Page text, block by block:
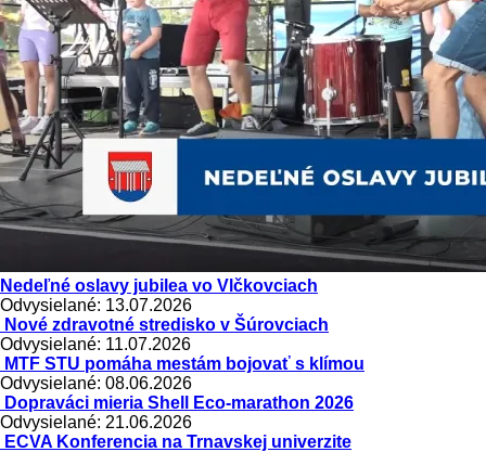
Nedeľné oslavy jubilea vo Vlčkovciach
Odvysielané: 13.07.2026
Nové zdravotné stredisko v Šúrovciach
Odvysielané: 11.07.2026
MTF STU pomáha mestám bojovať s klímou
Odvysielané: 08.06.2026
Dopraváci mieria Shell Eco-marathon 2026
Odvysielané: 21.06.2026
ECVA Konferencia na Trnavskej univerzite